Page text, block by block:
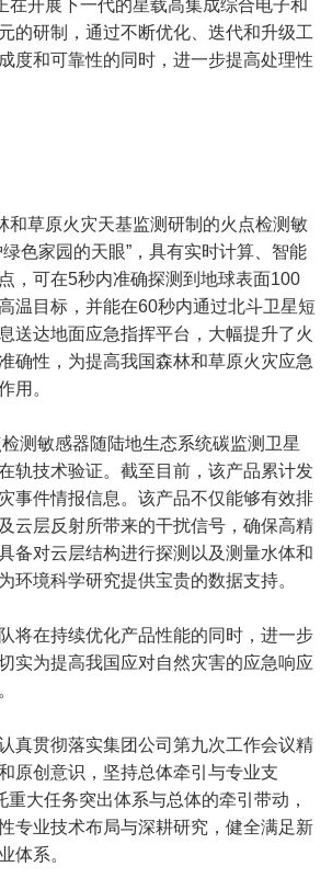
在开展下一代的星载高集成综合电子和
的研制，通过不断优化、迭代和升级工
度和可靠性的同时，进一步提高处理性
和草原火灾天基监测研制的火点检测敏
色家园的天眼”，具有实时计算、智能
，可在5秒内准确探测到地球表面100
温目标，并能在60秒内通过北斗卫星短
送达地面应急指挥平台，大幅提升了火
确性，为提高我国森林和草原火灾应急
用。
测敏感器随陆地生态系统碳监测卫星
轨技术验证。截至目前，该产品累计发
事件情报信息。该产品不仅能够有效排
云层反射所带来的干扰信号，确保高精
备对云层结构进行探测以及测量水体和
环境科学研究提供宝贵的数据支持。
将在持续优化产品性能的同时，进一步
实为提高我国应对自然灾害的应急响应
真贯彻落实集团公司第九次工作会议精
原创意识，坚持总体牵引与专业支
重大任务突出体系与总体的牵引带动，
专业技术布局与深耕研究，健全满足新
体系。